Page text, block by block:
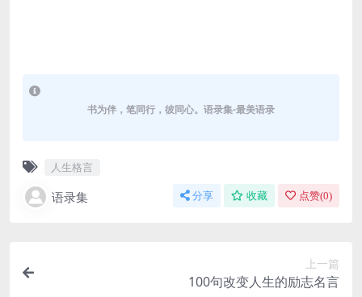
书为伴，笔同行，彼同心。语录集-最美语录
人生格言
语录集 分享 收藏 点赞(0)
上一篇
100句改变人生的励志名言